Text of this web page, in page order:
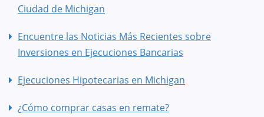
Ciudad de Michigan
Encuentre las Noticias Más Recientes sobre
Inversiones en Ejecuciones Bancarias
Ejecuciones Hipotecarias en Michigan
¿Cómo comprar casas en remate?